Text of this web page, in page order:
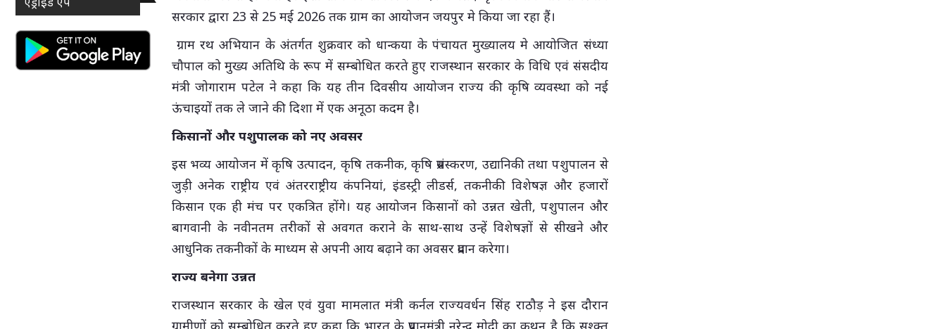
सरकार द्वारा 23 से 25 मई 2026 तक ग्राम का आयोजन जयपुर मे किया जा रहा हैं।
ग्राम रथ अभियान के अंतर्गत शुक्रवार को धान्कया के पंचायत मुख्यालय मे आयोजित संध्या
चौपाल को मुख्य अतिथि के रूप में सम्बोधित करते हुए राजस्थान सरकार के विधि एवं संसदीय
मंत्री जोगाराम पटेल ने कहा कि यह तीन दिवसीय आयोजन राज्य की कृषि व्यवस्था को नई
ऊंचाइयों तक ले जाने की दिशा में एक अनूठा कदम है।
किसानों और पशुपालक को नए अवसर
इस भव्य आयोजन में कृषि उत्पादन, कृषि तकनीक, कृषि प्रसंस्करण, उद्यानिकी तथा पशुपालन से
जुड़ी अनेक राष्ट्रीय एवं अंतरराष्ट्रीय कंपनियां, इंडस्ट्री लीडर्स, तकनीकी विशेषज्ञ और हजारों
किसान एक ही मंच पर एकत्रित होंगे। यह आयोजन किसानों को उन्नत खेती, पशुपालन और
बागवानी के नवीनतम तरीकों से अवगत कराने के साथ-साथ उन्हें विशेषज्ञों से सीखने और
आधुनिक तकनीकों के माध्यम से अपनी आय बढ़ाने का अवसर प्रदान करेगा।
राज्य बनेगा उन्नत
राजस्थान सरकार के खेल एवं युवा मामलात मंत्री कर्नल राज्यवर्धन सिंह राठौड़ ने इस दौरान
ग्रामीणों को सम्बोधित करते हुए कहा कि भारत के प्रधानमंत्री नरेन्द्र मोदी का कथन है कि सश्क्त